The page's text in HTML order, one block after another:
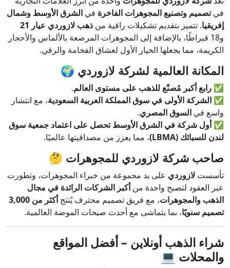
فيتصميم وتصنيع المجوهرات الفاخرة في الشرق الأوسط وشمال
إفريقيا. تتميز بتقديم تشكيلات راقية من ذهب لازوردي عيار 21
و18 قيراطًا، بالإضافة إلى المجوهرات المرصعة بالألماس والأحجار
الكريمة، مما يجعلها الخيار الأول لعشاق الفخامة والرقي.
المكانة العالمية لشركة لازوردي 🌍
✅ رابع أكبر مُصنّع للذهب على مستوى العالم.
✅ الشركة الأولى في سوق المملكة العربية السعودية، مع انتشار
واسع في السوق المصري.
✅أول شركة في الشرق الأوسط تحصل على اعتماد جمعية سوق
لندن للسبائك (LBMA)
، مما يعزز من مصداقيتها عالميًا.
صاحب شركة لازوردي للمجوهرات 🤔
تأسست لازوردي على يد مجموعة من خبراء المجوهرات، وتطورت
عبر العقود لتصبح واحدة منأكبر الشركات الرائدة في مجال
الذهب والمجوهرات، مع فريق تصميم محترف يُنتج
أكثر من 3,000
تصميم سنويًا، بما يتماشى مع أحدث صيحات الموضة العالمية.
شراء الذهب أونلاين – أفضل المواقع
والمحلات 💻